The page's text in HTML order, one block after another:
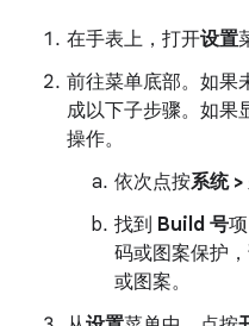
在手表上，打开设置
前往菜单底部。如果
成以下子步骤。如果
操作。
依次点按系统 >
找到 Build 号
码或图案保护
或图案。